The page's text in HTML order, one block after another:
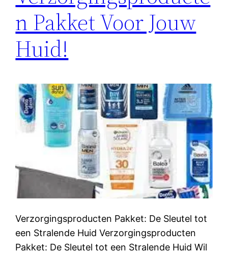
n Pakket Voor Jouw
Huid!
Verzorgingsproducten Pakket: De Sleutel tot
een Stralende Huid Verzorgingsproducten
Pakket: De Sleutel tot een Stralende Huid Wil